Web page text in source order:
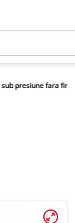
presiune fara fir